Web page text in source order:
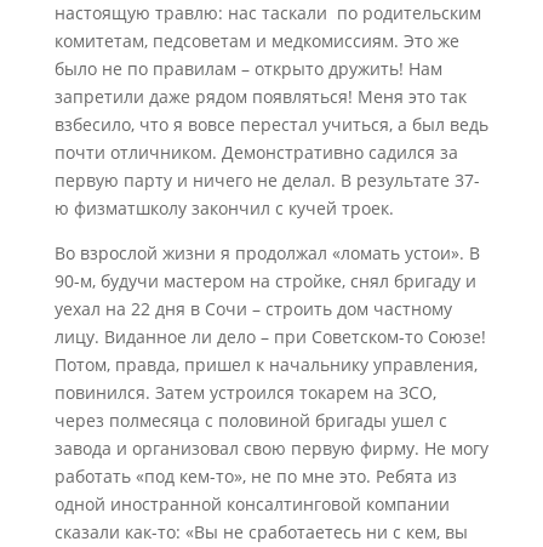
настоящую травлю: нас таскали по родительским
комитетам, педсоветам и медкомиссиям. Это же
было не по правилам – открыто дружить! Нам
запретили даже рядом появляться! Меня это так
взбесило, что я вовсе перестал учиться, а был ведь
почти отличником. Демонстративно садился за
первую парту и ничего не делал. В результате 37-
ю физматшколу закончил с кучей троек.
Во взрослой жизни я продолжал «ломать устои». В
90-м, будучи мастером на стройке, снял бригаду и
уехал на 22 дня в Сочи – строить дом частному
лицу. Виданное ли дело – при Советском-то Союзе!
Потом, правда, пришел к начальнику управления,
повинился. Затем устроился токарем на ЗСО,
через полмесяца с половиной бригады ушел с
завода и организовал свою первую фирму. Не могу
работать «под кем-то», не по мне это. Ребята из
одной иностранной консалтинговой компании
сказали как-то: «Вы не сработаетесь ни с кем, вы